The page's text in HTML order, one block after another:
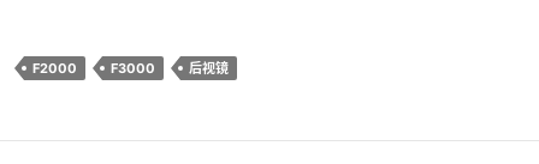
F2000 F3000 后视镜